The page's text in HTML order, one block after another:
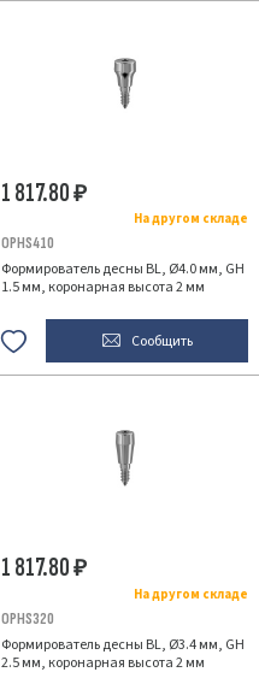
На другом складе
1 817.80₽
OPHS410
Формирователь десны BL, Ø4.0 мм, GH
1.5 мм, коронарная высота 2 мм
Сообщить
На другом складе
1 817.80₽
OPHS320
Формирователь десны BL, Ø3.4 мм, GH
2.5 мм, коронарная высота 2 мм